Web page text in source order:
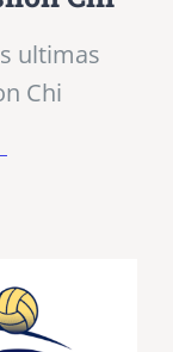
ultimas
Chi